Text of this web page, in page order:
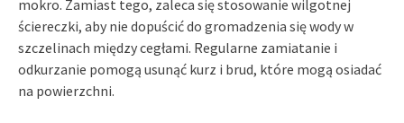
mokro. Zamiast tego, zaleca się stosowanie wilgotnej
ściereczki, aby nie dopuścić do gromadzenia się wody w
szczelinach między cegłami. Regularne zamiatanie i
odkurzanie pomogą usunąć kurz i brud, które mogą osiadać
na powierzchni.